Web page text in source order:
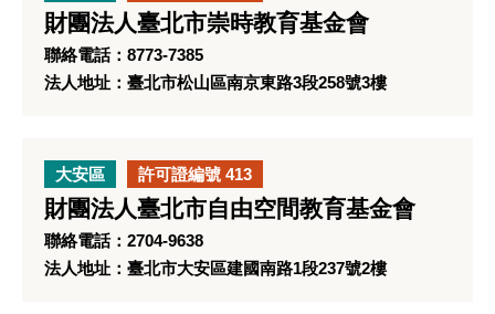
財團法人臺北市崇時教育基金會
聯絡電話：8773-7385
法人地址：臺北市松山區南京東路3段258號3樓
大安區 許可證編號 413
財團法人臺北市自由空間教育基金會
聯絡電話：2704-9638
法人地址：臺北市大安區建國南路1段237號2樓